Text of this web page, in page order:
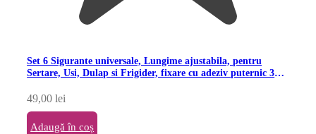
Set 6 Sigurante universale, Lungime ajustabila, pentru
Sertare, Usi, Dulap si Frigider, fixare cu adeziv puternic 3M,
49,00lei
Adaugă în coș